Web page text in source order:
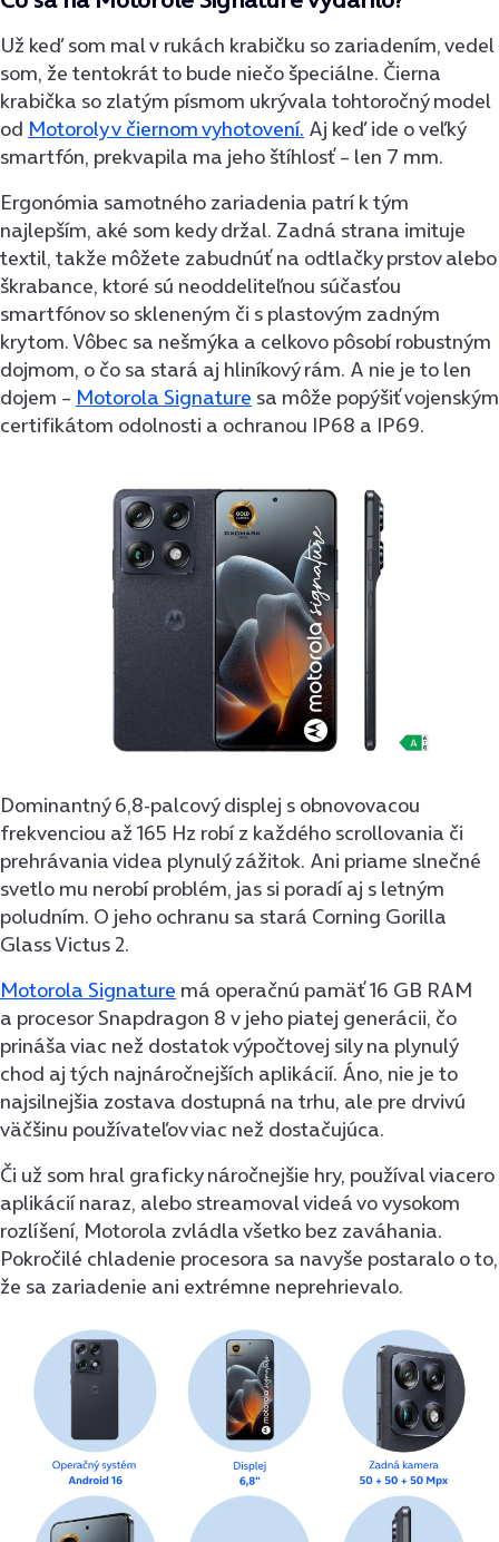
Už keď som mal v rukách krabičku so zariadením, vedel
som, že tentokrát to bude niečo špeciálne. Čierna
krabička so zlatým písmom ukrývala tohtoročný model
od Motoroly v čiernom vyhotovení. Aj keď ide o veľký
smartfón, prekvapila ma jeho štíhlosť – len 7 mm.
Ergonómia samotného zariadenia patrí k tým
najlepším, aké som kedy držal. Zadná strana imituje
textil, takže môžete zabudnúť na odtlačky prstov alebo
škrabance, ktoré sú neoddeliteľnou súčasťou
smartfónov so skleneným či s plastovým zadným
krytom. Vôbec sa nešmýka a celkovo pôsobí robustným
dojmom, o čo sa stará aj hliníkový rám. A nie je to len
dojem – Motorola Signature sa môže popýšiť vojenským
certifikátom odolnosti a ochranou IP68 a IP69.
Dominantný 6,8-palcový displej s obnovovacou
frekvenciou až 165 Hz robí z každého scrollovania či
prehrávania videa plynulý zážitok. Ani priame slnečné
svetlo mu nerobí problém, jas si poradí aj s letným
poludním. O jeho ochranu sa stará Corning Gorilla
Glass Victus 2.
Motorola Signature má operačnú pamäť 16 GB RAM
a procesor Snapdragon 8 v jeho piatej generácii, čo
prináša viac než dostatok výpočtovej sily na plynulý
chod aj tých najnáročnejších aplikácií. Áno, nie je to
najsilnejšia zostava dostupná na trhu, ale pre drvivú
väčšinu používateľov viac než dostačujúca.
Či už som hral graficky náročnejšie hry, používal viacero
aplikácií naraz, alebo streamoval videá vo vysokom
rozlíšení, Motorola zvládla všetko bez zaváhania.
Pokročilé chladenie procesora sa navyše postaralo o to,
že sa zariadenie ani extrémne neprehrievalo.